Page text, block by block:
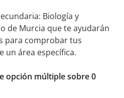
Biología y
de Murcia que te ayudarán
para comprobar tus
un área específica.
opción múltiple sobre 0